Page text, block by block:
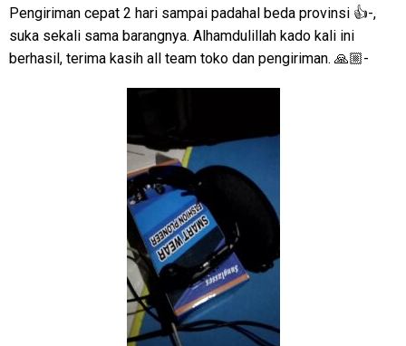
Pengiriman cepat 2 hari sampai padahal beda provinsi 👍-,
suka sekali sama barangnya. Alhamdulillah kado kali ini
berhasil, terima kasih all team toko dan pengiriman. 🙏🏼-